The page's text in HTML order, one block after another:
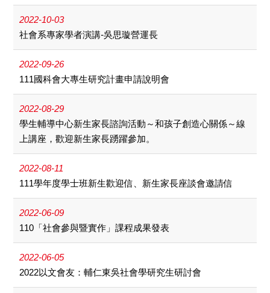
2022-10-03
社會系專家學者演講-吳思璇營運長
2022-09-26
111國科會大專生研究計畫申請說明會
2022-08-29
學生輔導中心新生家長諮詢活動～和孩子創造心關係～線
上講座，歡迎新生家長踴躍參加。
2022-08-11
111學年度學士班新生歡迎信、新生家長座談會邀請信
2022-06-09
110「社會參與暨實作」課程成果發表
2022-06-05
2022以文會友：輔仁東吳社會學研究生研討會